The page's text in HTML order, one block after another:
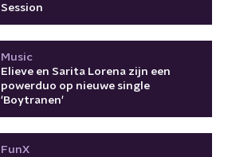
Session
Music
Elieve en Sarita Lorena zijn een
powerduo op nieuwe single
'Boytranen'
FunX